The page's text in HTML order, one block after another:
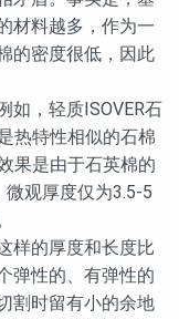
材料越多，作为一
的密度很低，因此
如，轻质ISOVER石
热特性相似的石棉
果是由于石英棉的
观厚度仅为3.5-5
样的厚度和长度比
弹性的、有弹性的
割时留有小的余地